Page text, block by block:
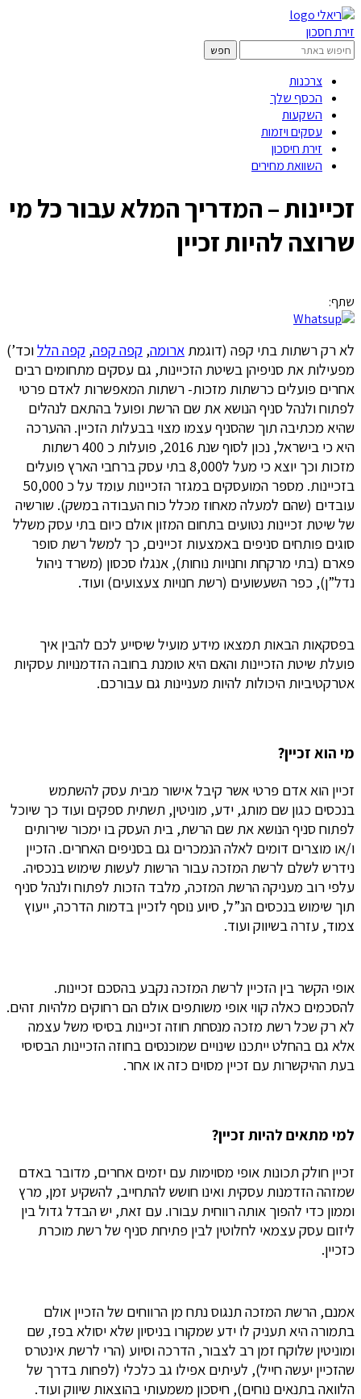
זירת חסכון
צרכנות
הכסף שלך
השקעות
עסקים ויזמות
זירת חיסכון
השוואת מחירים
זכיינות – המדריך המלא עבור כל מי
שרוצה להיות זכיין
שתף:
לא רק רשתות בתי קפה (דוגמתארומה, קפה קפה, קפה הללוכד’)
מפעילות את סניפיהן בשיטת הזכיינות, גם עסקים מתחומים רבים
אחרים פועלים כרשתות מזכות- רשתות המאפשרות לאדם פרטי
לפתוח ולנהל סניף הנושא את שם הרשת ופועל בהתאם לנהלים
שהיא מכתיבה תוך שהסניף עצמו מצוי בבעלות הזכיין. ההערכה
היא כי בישראל, נכון לסוף שנת 2016, פועלות כ 400 רשתות
מזכות וכך יוצא כי מעל ל8,000 בתי עסק ברחבי הארץ פועלים
בזכיינות. מספר המועסקים במגזר הזכיינות עומד על כ 50,000
עובדים (שהם למעלה מאחוז מכלל כוח העבודה במשק). שורשיה
של שיטת זכיינות נטועים בתחום המזון אולם כיום בתי עסק משלל
סוגים פותחים סניפים באמצעות זכיינים, כך למשל רשת סופר
פארם (בתי מרקחת וחנויות נוחות), אנגלו סכסון (משרד ניהול
נדל”ן), כפר השעשועים (רשת חנויות צעצועים) ועוד.
בפסקאות הבאות תמצאו מידע מועיל שיסייע לכם להבין איך
פועלת שיטת הזכיינות והאם היא טומנת בחובה הזדמנויות עסקיות
אטרקטיביות היכולות להיות מעניינות גם עבורכם.
מי הוא זכיין?
זכיין הוא אדם פרטי אשר קיבל אישור מבית עסק להשתמש
בנכסים כגון שם מותג, ידע, מוניטין, תשתית ספקים ועוד כך שיוכל
לפתוח סניף הנושא את שם הרשת, בית העסק בו ימכור שירותים
ו/או מוצרים דומים לאלה הנמכרים גם בסניפים האחרים. הזכיין
נידרש לשלם לרשת המזכה עבור הרשות לעשות שימוש בנכסיה.
עלפי רוב מעניקה הרשת המזכה, מלבד הזכות לפתוח ולנהל סניף
תוך שימוש בנכסים הנ”ל, סיוע נוסף לזכיין בדמות הדרכה, ייעוץ
צמוד, עזרה בשיווק ועוד.
אופי הקשר בין הזכיין לרשת המזכה נקבע בהסכם זכיינות.
להסכמים כאלה קווי אופי משותפים אולם הם רחוקים מלהיות זהים.
לא רק שכל רשת מזכה מנסחת חוזה זכיינות בסיסי משל עצמה
אלא גם בהחלט ייתכנו שינויים שמוכנסים בחוזה הזכיינות הבסיסי
בעת ההיקשרות עם זכיין מסוים כזה או אחר.
למי מתאים להיות זכיין?
זכיין חולק תכונות אופי מסוימות עם יזמים אחרים, מדובר באדם
שמזהה הזדמנות עסקית ואינו חושש להתחייב, להשקיע זמן, מרץ
וממון כדי להפוך אותה רווחית עבורו. עם זאת, יש הבדל גדול בין
ליזום עסק עצמאי לחלוטין לבין פתיחת סניף של רשת מוכרת
כזכיין.
אמנם, הרשת המזכה תנגוס נתח מן הרווחים של הזכיין אולם
בתמורה היא תעניק לו ידע שמקורו בניסיון שלא יסולא בפז, שם
ומוניטין שלוקח זמן רב לצבור, הדרכה וסיוע (הרי לרשת אינטרס
שהזכיין יעשה חייל), לעיתים אפילו גב כלכלי (לפחות בדרך של
הלוואה בתנאים נוחים), חיסכון משמעותי בהוצאות שיווק ועוד.